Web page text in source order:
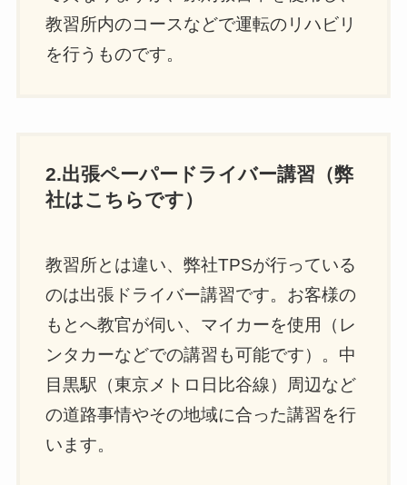
教習所内のコースなどで運転のリハビリ
を行うものです。
2.出張ペーパードライバー講習（弊
社はこちらです）
教習所とは違い、弊社TPSが行っている
のは出張ドライバー講習です。お客様の
もとへ教官が伺い、マイカーを使用（レ
ンタカーなどでの講習も可能です）。中
目黒駅（東京メトロ日比谷線）周辺など
の道路事情やその地域に合った講習を行
います。